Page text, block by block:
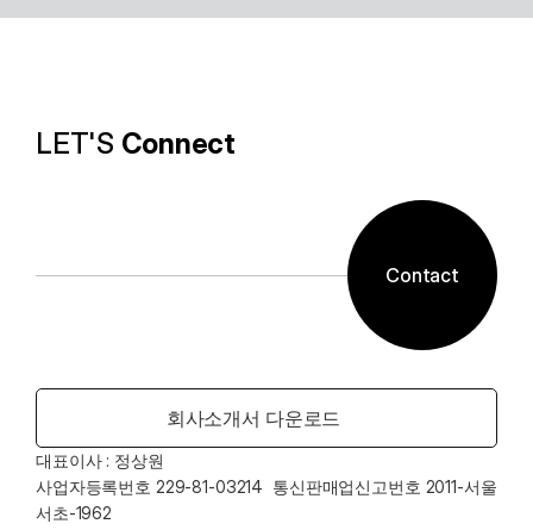
LET'S Connect
Contact
회사소개서 다운로드
대표이사 : 정상원
사업자등록번호 229-81-03214  통신판매업신고번호 2011-서울
서초-1962